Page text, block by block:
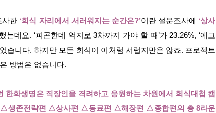
사한 ‘회식 자리에서 서러워지는 순간은?’이란 설문조사에 ‘상사
했는데요. ‘피곤한데 억지로 3차까지 가야 할 때’가 23.26%, ‘예고
습니다. 하지만 모든 회식이 이처럼 서럽지만은 않죠. 프로젝트
방법은 없습니다.
화생명은 직장인을 격려하고 응원하는 차원에서 회식대첩 캠
생존전략편 △상사편 △동료편 △해장편 △종합편의 총 8라운